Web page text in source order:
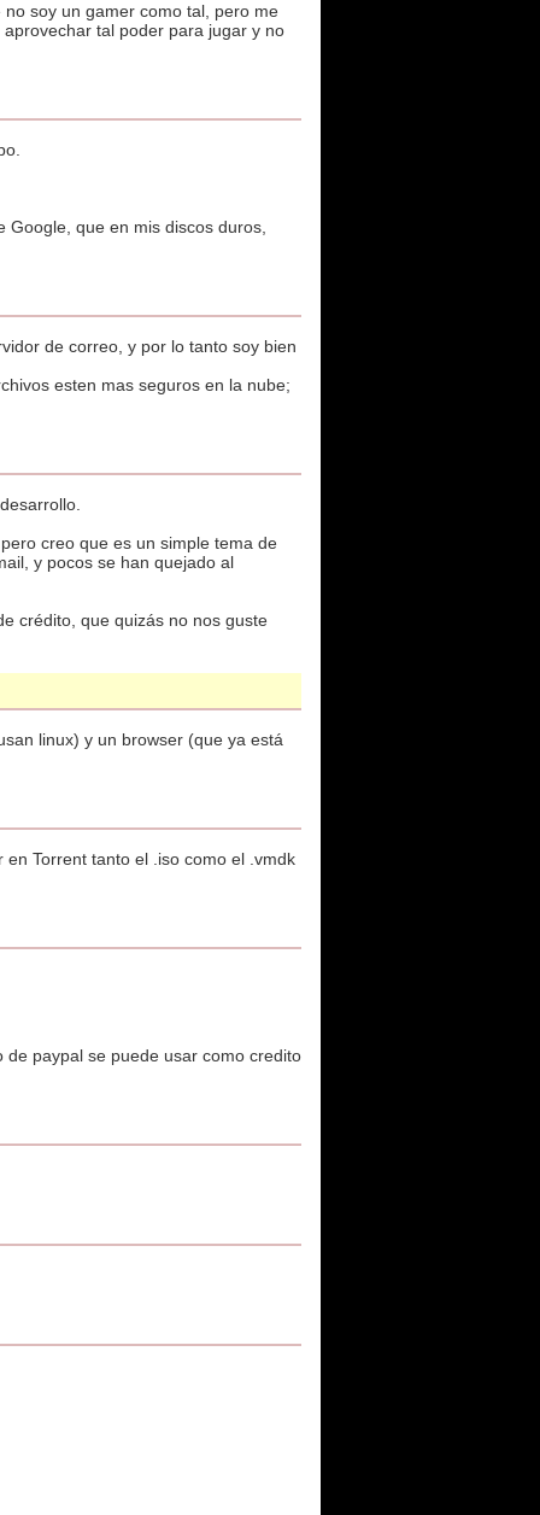
soy un gamer como tal, pero me
tal poder para jugar y no
que en mis discos duros,
de correo, y por lo tanto soy bien
esten mas seguros en la nube;
creo que es un simple tema de
y pocos se han quejado al
crédito, que quizás no nos guste
linux) y un browser (que ya está
Torrent tanto el .iso como el .vmdk
paypal se puede usar como credito